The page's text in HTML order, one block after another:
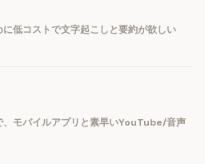
低コストで文字起こしと要約が欲しい
、モバイルアプリと素早いYouTube/音声